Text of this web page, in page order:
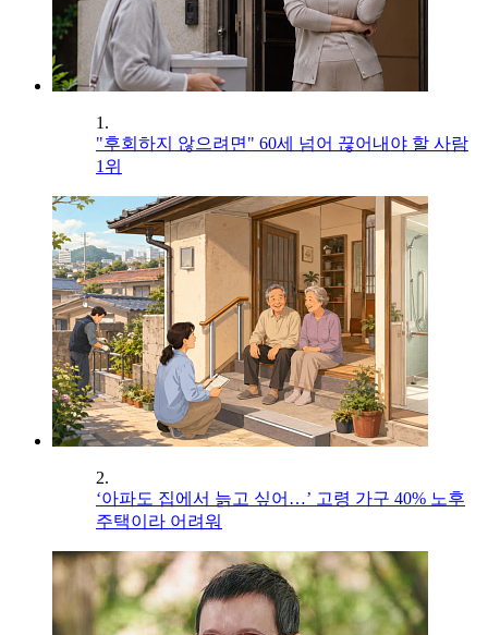
1.
"후회하지 않으려면" 60세 넘어 끊어내야 할 사람
1위
2.
‘아파도 집에서 늙고 싶어…’ 고령 가구 40% 노후
주택이라 어려워